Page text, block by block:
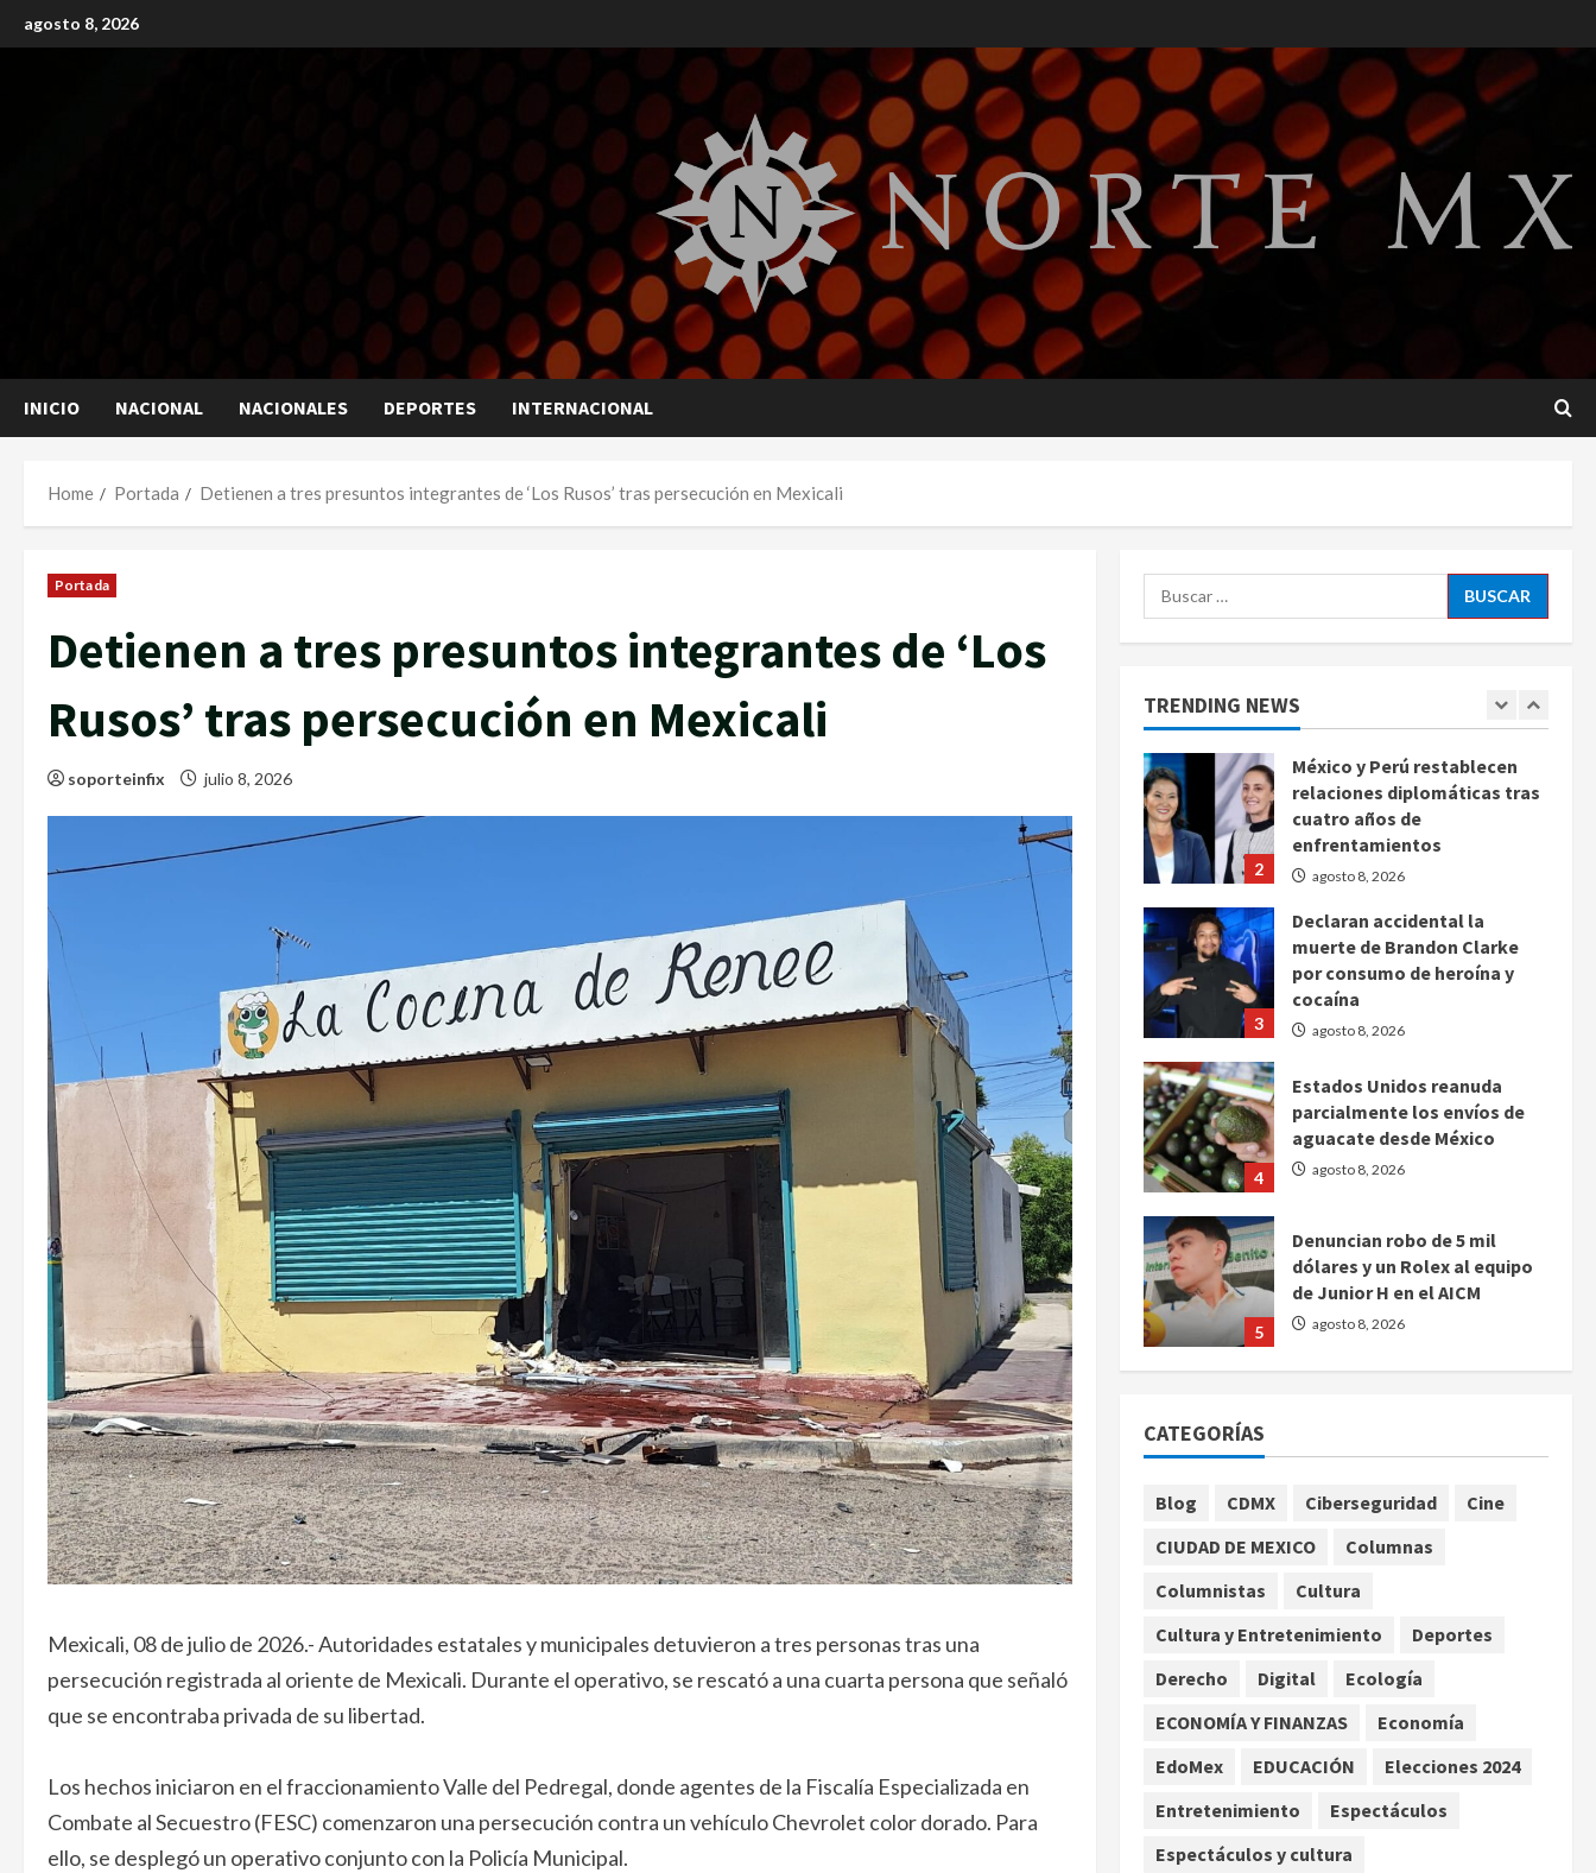
to
agosto 8, 2026
INICIO NACIONAL NACIONALES DEPORTES INTERNACIONAL
Home Portada Detienen a tres presuntos integrantes de ‘Los Rusos’ tras persecución en Mexicali
Portada
Detienen a tres presuntos integrantes de ‘Los
Rusos’ tras persecución en Mexicali
soporteinfix julio 8, 2026
Mexicali, 08 de julio de 2026.- Autoridades estatales y municipales detuvieron a tres personas tras una
persecución registrada al oriente de Mexicali. Durante el operativo, se rescató a una cuarta persona que señaló
que se encontraba privada de su libertad.
Los hechos iniciaron en el fraccionamiento Valle del Pedregal, donde agentes de la Fiscalía Especializada en
Combate al Secuestro (FESC) comenzaron una persecución contra un vehículo Chevrolet color dorado. Para
ello, se desplegó un operativo conjunto con la Policía Municipal.
Buscar:
TRENDING NEWS
2
cuatro años de
enfrentamientos
agosto 8, 2026
3
Declaran accidental la
muerte de Brandon Clarke
por consumo de heroína y
cocaína
aguacate desde México
1
Sheinbaum contra el narco
2
México y Perú restablecen
relaciones diplomáticas tras
cuatro años de
enfrentamientos
agosto 8, 2026
3
Declaran accidental la
muerte de Brandon Clarke
por consumo de heroína y
cocaína
agosto 8, 2026
4
Estados Unidos reanuda
parcialmente los envíos de
aguacate desde México
agosto 8, 2026
5
Denuncian robo de 5 mil
dólares y un Rolex al equipo
de Junior H en el AICM
agosto 8, 2026
desafíos
agosto 8, 2026
2
México y Perú restablecen
cuatro años de
Declaran accidental la
muerte de Brandon Clarke
cocaína
agosto 8, 2026
Estados Unidos reanuda
CATEGORÍAS
Blog CDMX Ciberseguridad
Cine
CIUDAD DE MEXICO
Columnas
Columnistas
Cultura
Cultura y Entretenimiento
Deportes
Derecho
Digital
Ecología
ECONOMÍA Y FINANZAS
Economía
EdoMex
EDUCACIÓN
Elecciones 2024
Entretenimiento
Espectáculos
Espectáculos y cultura